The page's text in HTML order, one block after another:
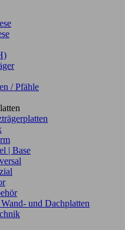
/ Pfähle
| Base
und Dachplatten